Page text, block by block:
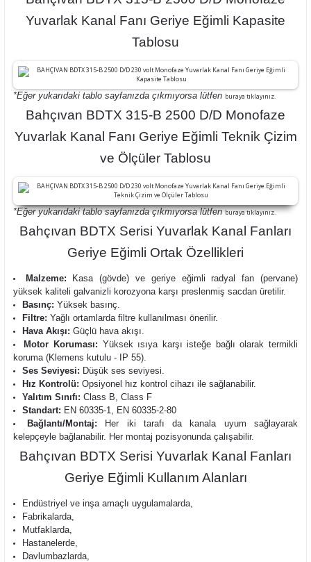
Yuvarlak Kanal Fanı Geriye Eğimli Kapasite
Tablosu
*Eğer yukarıdaki tablo sayfanızda çıkmıyorsa lütfen buraya tıklayınız.
Bahçıvan BDTX 315-B 2500 D/D Monofaze
Yuvarlak Kanal Fanı Geriye Eğimli Teknik Çizim
ve Ölçüler Tablosu
*Eğer yukarıdaki tablo sayfanızda çıkmıyorsa lütfenburaya tıklayınız.
Bahçıvan BDTX Serisi Yuvarlak Kanal Fanları
Geriye Eğimli Ortak Özellikleri
Malzeme: Kasa(gövde) ve geriye eğimli radyal fan (pervane)
yüksek kaliteli galvanizli korozyona karşı preslenmiş sacdan üretilir.
Basınç: Yüksek basınç.
Filtre: Yağlı ortamlarda filtre kullanılması önerilir.
Hava Akışı: Güçlü hava akışı.
Motor Koruması: Yüksek ısıya karşı isteğe bağlı olarak termikli
koruma (Klemens kutulu - IP 55).
Ses Seviyesi: Düşük ses seviyesi.
Hız Kontrolü: Opsiyonel hız kontrol cihazı ile sağlanabilir.
Yalıtım Sınıfı: Class B, Class F
Standart: EN 60335-1, EN 60335-2-80
Bağlantı/Montaj: Her iki tarafı da kanala uyum sağlayarak
kelepçeyle bağlanabilir. Her montaj pozisyonunda çalışabilir.
Bahçıvan BDTX Serisi Yuvarlak Kanal Fanları
Geriye Eğimli Kullanım Alanları
Endüstriyel ve inşa amaçlı uygulamalarda,
Fabrikalarda,
Mutfaklarda,
Hastanelerde,
Davlumbazlarda,